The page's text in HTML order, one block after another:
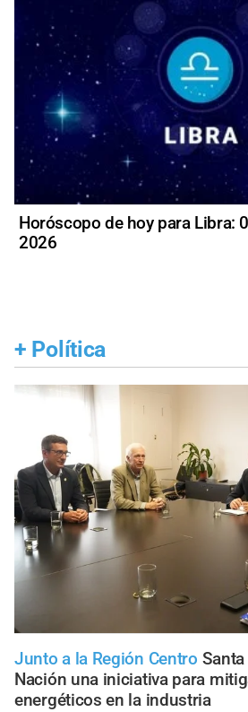
Horóscopo de hoy para Libra:
2026
+ Política
Junto a la Región Centro
Nación una iniciativa para
energéticos en la industria